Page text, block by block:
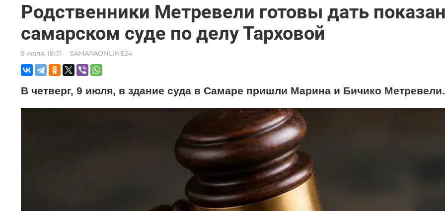
Родственники Метревели готовы дать
самарском суде по делу Тарховой
9 июля, 18:01 SAMARAONLINE24
В четверг, 9 июля, в здание суда в Самаре пришли Марина и Бичико Метревели.